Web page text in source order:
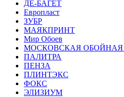
ДЕ-БАГЕТ
Европласт
ЗУБР
МАЯКПРИНТ
Мир Обоев
МОСКОВСКАЯ ОБОЙНАЯ
ПАЛИТРА
ПЕНЗА
ПЛИНТЭКС
ФОКС
ЭЛИЗИУМ